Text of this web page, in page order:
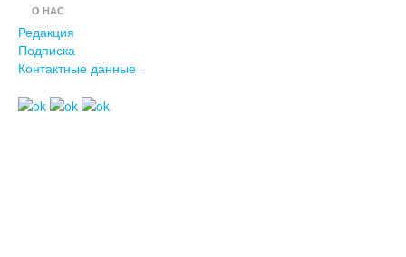
О НАС
Редакция
Подписка
Контактные данные